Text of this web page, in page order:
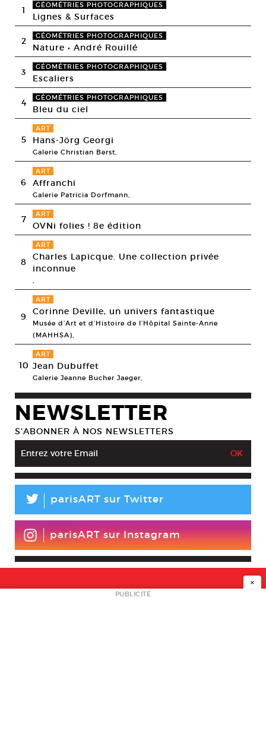
1 GÉOMÉTRIES PHOTOGRAPHIQUES
Lignes & Surfaces
2 GÉOMÉTRIES PHOTOGRAPHIQUES
Nature • André Rouillé
3 GÉOMÉTRIES PHOTOGRAPHIQUES
Escaliers
4 GÉOMÉTRIES PHOTOGRAPHIQUES
Bleu du ciel
5
ART
Hans-Jörg Georgi
Galerie Christian Berst,
6
ART
Affranchi
Galerie Patricia Dorfmann,
7 ART
OVNi folies ! 8e édition
8
ART
Charles Lapicque. Une collection privée
inconnue
,
9
ART
Corinne Deville, un univers fantastique
Musée d’Art et d’Histoire de l’Hôpital Sainte-Anne
(MAHHSA),
10
ART
Jean Dubuffet
Galerie Jeanne Bucher Jaeger,
NEWSLETTER
S’ABONNER À NOS NEWSLETTERS
L parisART sur Twitter
parisART sur Instagram
NEWSLETTER
×
PUBLICITÉ